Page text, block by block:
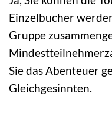
Einzelbucher
Gruppe
Sie das Abenteuer
Gleichgesinnten.